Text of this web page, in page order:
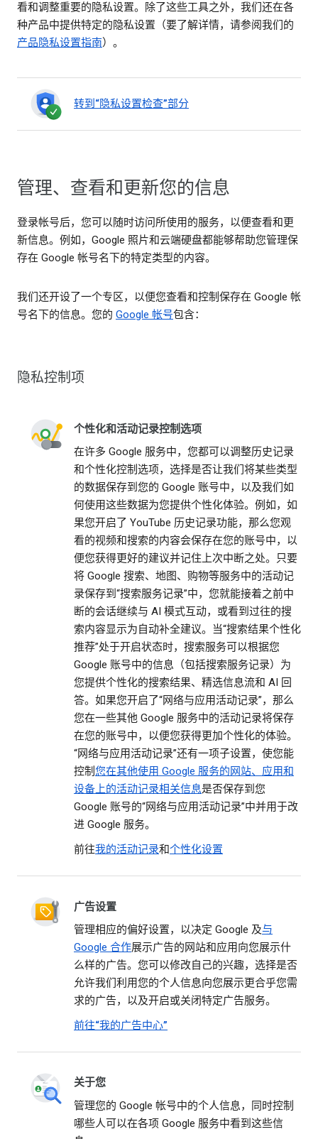
看和调整重要的隐私设置。除了这些工具之外，我们还在各
种产品中提供特定的隐私设置（要了解详情，请参阅我们的
产品隐私设置指南）。
转到“隐私设置检查”部分
管理、查看和更新您的信息
登录帐号后，您可以随时访问所使用的服务，以便查看和更
新信息。例如，Google 照片和云端硬盘都能够帮助您管理保
存在 Google 帐号名下的特定类型的内容。
我们还开设了一个专区，以便您查看和控制保存在 Google 帐
号名下的信息。您的 Google 帐号包含：
隐私控制项
个性化和活动记录控制选项
在许多 Google 服务中，您都可以调整历史记录
和个性化控制选项，选择是否让我们将某些类型
的数据保存到您的 Google 账号中，以及我们如
何使用这些数据为您提供个性化体验。例如，如
果您开启了 YouTube 历史记录功能，那么您观
看的视频和搜索的内容会保存在您的账号中，以
便您获得更好的建议并记住上次中断之处。只要
将 Google 搜索、地图、购物等服务中的活动记
录保存到“搜索服务记录”中，您就能接着之前中
断的会话继续与 AI 模式互动，或看到过往的搜
索内容显示为自动补全建议。当“搜索结果个性化
推荐”处于开启状态时，搜索服务可以根据您
Google 账号中的信息（包括搜索服务记录）为
您提供个性化的搜索结果、精选信息流和 AI 回
答。如果您开启了“网络与应用活动记录”，那么
您在一些其他 Google 服务中的活动记录将保存
在您的账号中，以便您获得更加个性化的体验。
“网络与应用活动记录”还有一项子设置，使您能
控制您在其他使用 Google 服务的网站、应用和
设备上的活动记录相关信息是否保存到您
Google 账号的“网络与应用活动记录”中并用于改
进 Google 服务。
前往我的活动记录和个性化设置
广告设置
管理相应的偏好设置，以决定 Google 及与
Google 合作展示广告的网站和应用向您展示什
么样的广告。您可以修改自己的兴趣，选择是否
允许我们利用您的个人信息向您展示更合乎您需
求的广告，以及开启或关闭特定广告服务。
前往“我的广告中心”
关于您
管理您的 Google 帐号中的个人信息，同时控制
哪些人可以在各项 Google 服务中看到这些信